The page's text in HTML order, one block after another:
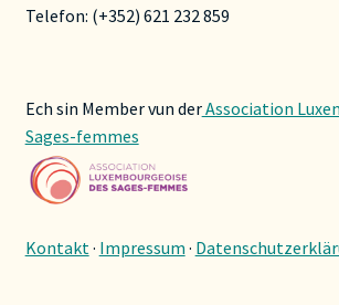
Telefon: (+352) 621 232 859
Ech sin Member vun derAssociation
Sages-femmes
Kontakt· Impressum ·